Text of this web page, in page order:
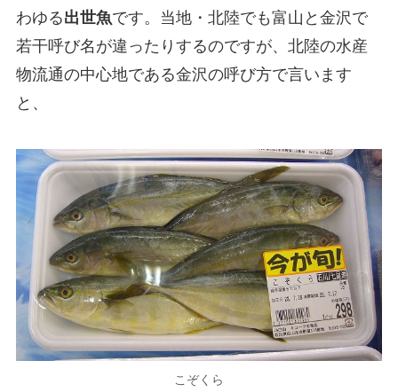
わゆる出世魚です。当地・北陸でも富山と金沢で
若干呼び名が違ったりするのですが、北陸の水産
物流通の中心地である金沢の呼び方で言います
と、
こぞくら